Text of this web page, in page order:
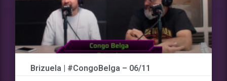
Brizuela | #CongoBelga – 06/11